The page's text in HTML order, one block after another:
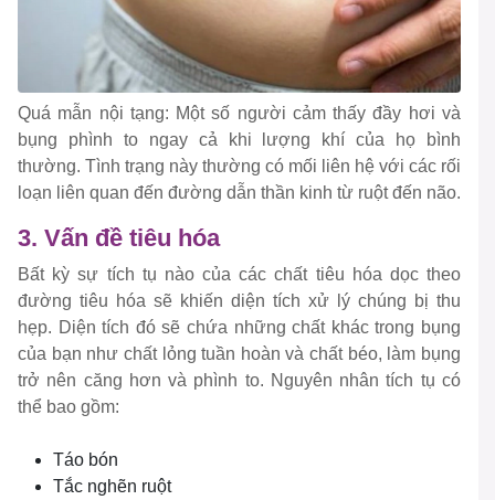
Quá mẫn nội tạng: Một số người cảm thấy đầy hơi và
bụng phình to ngay cả khi lượng khí của họ bình
thường. Tình trạng này thường có mối liên hệ với các rối
loạn liên quan đến đường dẫn thần kinh từ ruột đến não.
3. Vấn đề tiêu hóa
Bất kỳ sự tích tụ nào của các chất tiêu hóa dọc theo
đường tiêu hóa sẽ khiến diện tích xử lý chúng bị thu
hẹp. Diện tích đó sẽ chứa những chất khác trong bụng
của bạn như chất lỏng tuần hoàn và chất béo, làm bụng
trở nên căng hơn và phình to. Nguyên nhân tích tụ có
thể bao gồm:
Táo bón
Tắc nghẽn ruột